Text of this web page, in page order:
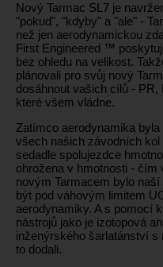
Nový Tarmac SL7 je
"pokud", "kdyby" a "ale" -
než jen aerodynamickou
First Engineered ™
bez ohledu na velikost.
plánovali pro svůj nový
dosáhnout vašich cílů -
které všem vládne.
Zatímco aerodynamika
všech našich závodních
sedadle spolujezdce
ohrožena v hmotnosti -
novým Tarmacem bylo
být pod váhovým limitem
aerodynamiky. A s pomocí
nástrojů jako je izotopová
inženýrského šarlatánství
to dodali.